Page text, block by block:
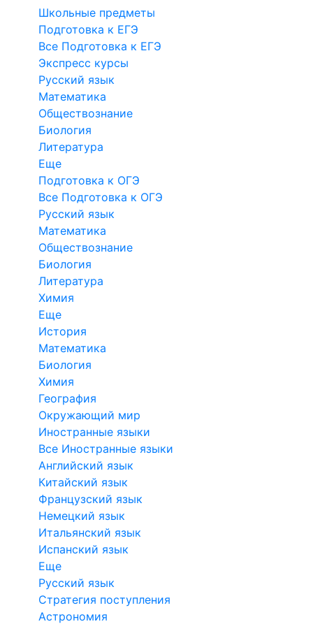
Школьные предметы
Подготовка к ЕГЭ
Все Подготовка к ЕГЭ
Экспресс курсы
Русский язык
Математика
Обществознание
Биология
Литература
Еще
Подготовка к ОГЭ
Все Подготовка к ОГЭ
Русский язык
Математика
Обществознание
Биология
Литература
Химия
Еще
История
Математика
Биология
Химия
География
Окружающий мир
Иностранные языки
Все Иностранные языки
Английский язык
Китайский язык
Французский язык
Немецкий язык
Итальянский язык
Испанский язык
Еще
Русский язык
Стратегия поступления
Астрономия